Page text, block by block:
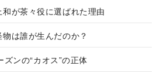
和が茶々役に選ばれた理由
物は誰が生んだのか？
ズンの“カオス”の正体